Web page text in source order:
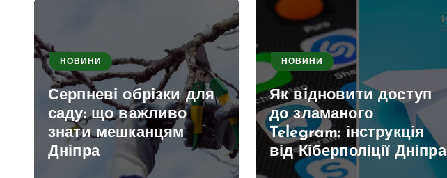
НОВИНИ
Серпневі обрізки для
саду: що важливо
знати мешканцям
Дніпра
НОВИНИ
Як відновити доступ
до зламаного
Telegram: інструкція
від Кіберполіції Дніпра